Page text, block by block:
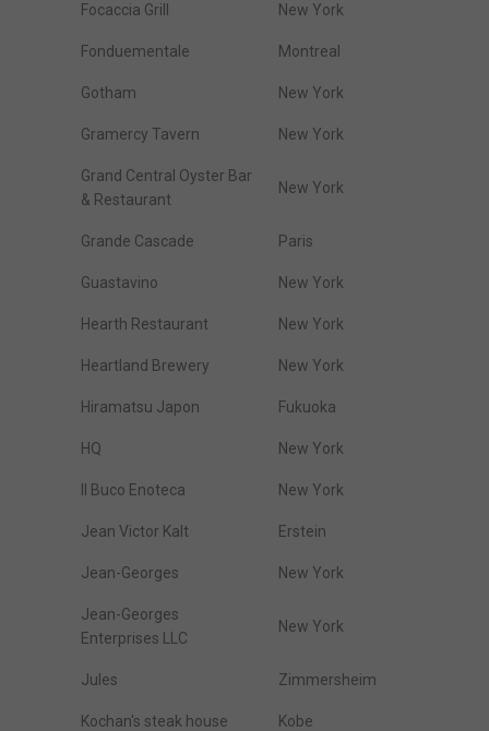
Focaccia Grill New York
Fonduementale Montreal
Gotham New York
Gramercy Tavern New York
Grand Central Oyster Bar
& Restaurant
New York
Grande Cascade Paris
Guastavino New York
Hearth Restaurant New York
Heartland Brewery New York
Hiramatsu Japon Fukuoka
HQ New York
Il Buco Enoteca New York
Jean Victor Kalt Erstein
Jean-Georges New York
Jean-Georges
Enterprises LLC
New York
Jules Zimmersheim
Kochan's steak house Kobe